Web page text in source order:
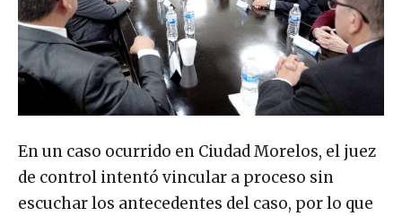
En un caso ocurrido en Ciudad Morelos, el juez
de control intentó vincular a proceso sin
escuchar los antecedentes del caso, por lo que